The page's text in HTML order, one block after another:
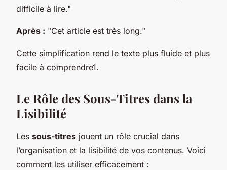
difficile à lire."
Après : "Cet article est très long."
Cette simplification rend le texte plus fluide et plus
facile à comprendre1.
Le Rôle des Sous-Titres dans la
Lisibilité
Les sous-titres jouent un rôle crucial dans
l’organisation et la lisibilité de vos contenus. Voici
comment les utiliser efficacement :